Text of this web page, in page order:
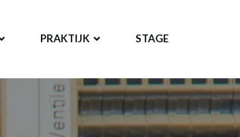
PRAKTIJK STAGE